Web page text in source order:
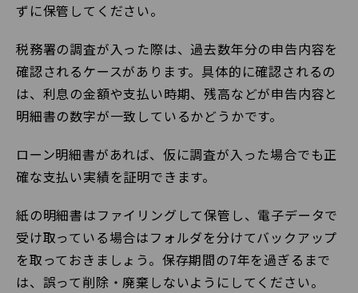
ずに保管してください。
税務署の調査が入った際は、過去数年分の申告内容を
確認されるケースがあります。具体的に確認されるの
は、利息の金額や支払い時期、残高などが申告内容と
明細書の数字が一致しているかどうかです。
ローン明細書があれば、仮に調査が入った場合でも正
確な支払い実績を証明できます。
紙の明細書はファイリングして保管し、電子データで
受け取っている場合はフォルダを分けてバックアップ
を取っておきましょう。保存期間の7年を過ぎるまで
は、誤って削除・廃棄しないようにしてください。